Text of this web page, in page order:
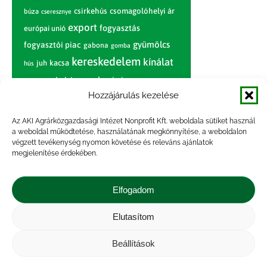
Hozzájárulás kezelése
Az AKI Agrárközgazdasági Intézet Nonprofit Kft. weboldala sütiket használ
a weboldal működtetése, használatának megkönnyítése, a weboldalon
végzett tevékenység nyomon követése és releváns ajánlatok
megjelenítése érdekében.
Elfogadom
Elutasítom
Beállítások
búza cseresznye csirkehús csomagolóhelyi ár
európai unió export fogyasztás
fogyasztói piac gabona gomba gyümölcs
hús juh kacsa kereskedelem kínálat
körte marhahús nagybani piac narancs
nemzetközi árinformációk
paradicsom piac piaci jelentés
pulyka pulykahús sertés sertéshús
szarvasmarha termelés
termelői
zöldség árak
átlagárértékesítési ár